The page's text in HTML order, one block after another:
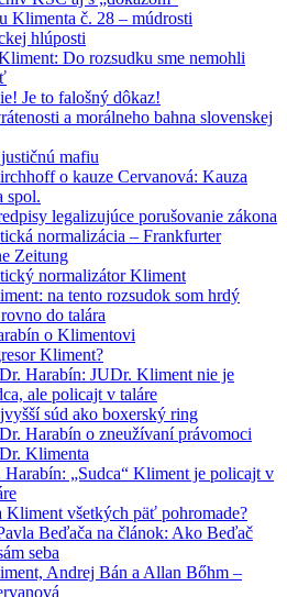
Klimenta č. 28 – múdrosti
hlúposti
Do rozsudku sme nemohli
Je to falošný dôkaz!
a morálneho bahna slovenskej
mafiu
o kauze Cervanová: Kauza
spol.
legalizujúce porušovanie zákona
normalizácia – Frankfurter
Zeitung
normalizátor Kliment
na tento rozsudok som hrdý
do talára
o Klimentovi
Kliment?
Harabín: JUDr. Kliment nie je
ale policajt v taláre
súd ako boxerský ring
Harabín o zneužívaní právomoci
Klimenta
Harabín: „Sudca“ Kliment je policajt v
Kliment všetkých päť pohromade?
Beďača na článok: Ako Beďač
seba
Andrej Bán a Allan Bőhm –